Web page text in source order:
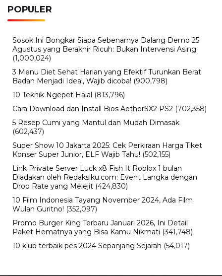
POPULER
Sosok Ini Bongkar Siapa Sebenarnya Dalang Demo 25
Agustus yang Berakhir Ricuh: Bukan Intervensi Asing
(1,000,024)
3 Menu Diet Sehat Harian yang Efektif Turunkan Berat
Badan Menjadi Ideal, Wajib dicoba! (900,798)
10 Teknik Ngepet Halal (813,796)
Cara Download dan Install Bios AetherSX2 PS2 (702,358)
5 Resep Cumi yang Mantul dan Mudah Dimasak
(602,437)
Super Show 10 Jakarta 2025: Cek Perkiraan Harga Tiket
Konser Super Junior, ELF Wajib Tahu! (502,155)
Link Private Server Luck x8 Fish It Roblox 1 bulan
Diadakan oleh Redaksiku.com: Event Langka dengan
Drop Rate yang Melejit (424,830)
10 Film Indonesia Tayang November 2024, Ada Film
Wulan Guritno! (352,097)
Promo Burger King Terbaru Januari 2026, Ini Detail
Paket Hematnya yang Bisa Kamu Nikmati (341,748)
10 klub terbaik pes 2024 Sepanjang Sejarah (54,017)